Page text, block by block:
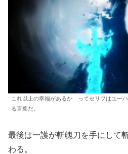
これ以上の幸福があるか ってセリフはユー
る言葉だ。
最後は一護が斬魄刀を手にして
わる。